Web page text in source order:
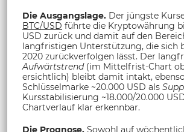
Die Ausgangslage. Der jüngste
BTC/USD führte die Kryptowährung
USD zurück und damit auf den
langfristigen Unterstützung, die sich
2020 zurückverfolgen lässt. Der
Aufwärtstrend(im Mittelfrist-Chart
ersichtlich) bleibt damit intakt,
Schlüsselmarke ~20.000 USD als
Kursstabilisierung ~18.000/20.000
Chartverlauf klar erkennbar.
Die Prognose. Sowohl auf